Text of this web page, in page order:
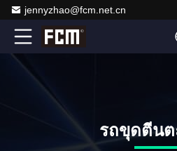
jennyzhao@fcm.net.cn
รถขุดตีนต